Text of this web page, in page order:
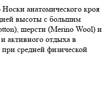
анатомического кроя
высоты с большим
шерсти (Merino Wool) и
активного отдыха в
средней физической